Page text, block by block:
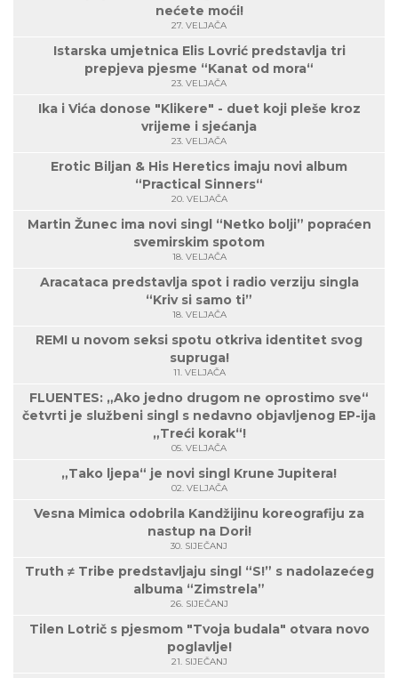
nećete moći!
27. VELJAČA
Istarska umjetnica Elis Lovrić predstavlja tri
prepjeva pjesme “Kanat od mora“
23. VELJAČA
Ika i Vića donose "Klikere" - duet koji pleše kroz
vrijeme i sjećanja
23. VELJAČA
Erotic Biljan & His Heretics imaju novi album
“Practical Sinners“
20. VELJAČA
Martin Žunec ima novi singl “Netko bolji” popraćen
svemirskim spotom
18. VELJAČA
Aracataca predstavlja spot i radio verziju singla
“Kriv si samo ti”
18. VELJAČA
REMI u novom seksi spotu otkriva identitet svog
supruga!
11. VELJAČA
FLUENTES: „Ako jedno drugom ne oprostimo sve“
četvrti je službeni singl s nedavno objavljenog EP-ija
„Treći korak“!
05. VELJAČA
„Tako ljepa“ je novi singl Krune Jupitera!
02. VELJAČA
Vesna Mimica odobrila Kandžijinu koreografiju za
nastup na Dori!
30. SIJEČANJ
Truth ≠ Tribe predstavljaju singl “S!” s nadolazećeg
albuma “Zimstrela”
26. SIJEČANJ
Tilen Lotrič s pjesmom "Tvoja budala" otvara novo
poglavlje!
21. SIJEČANJ